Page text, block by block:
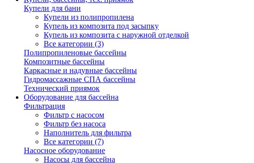
Купели для бани
Купели из полипропилена
Купель из композита под засыпку
Купель из композита с наружной отделкой
Все категории (3)
Полипропиленовые бассейны
Композитные бассейны
Каркасные и надувные бассейны
Гидромассажные СПА бассейны
Технический приямок
Оборудование для бассейна
Фильтрация
Фильтр с насосом
Фильтр без насоса
Наполнитель для фильтра
Все категории (7)
Насосное оборудование
Насосы для бассейна